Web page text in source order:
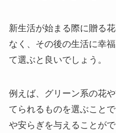
新生活が始まる際に贈る
なく、その後の生活に幸
て選ぶと良いでしょう。
例えば、グリーン系の花
てられるものを選ぶこと
や安らぎを与えることがで